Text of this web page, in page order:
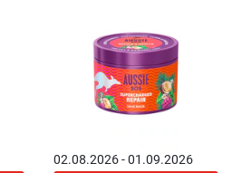
02.08.2026 - 01.09.2026